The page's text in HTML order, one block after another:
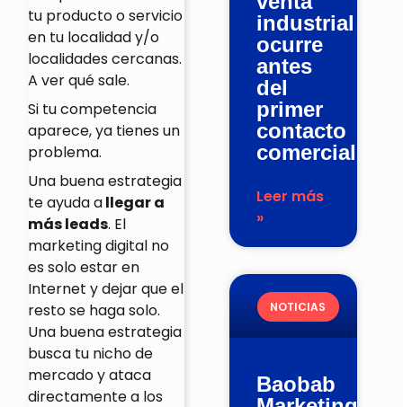
tu producto o servicio
en tu localidad y/o
localidades cercanas.
A ver qué sale.
Si tu competencia
aparece, ya tienes un
problema.
Una buena estrategia
te ayuda allegar a
más leads. El
marketing digital no
es solo estar en
Internet y dejar que el
resto se haga solo.
Una buena estrategia
busca tu nicho de
mercado y ataca
directamente a los
industrial
ocurre
antes
del
primer
contacto
comercial
Leer más
»
NOTICIAS
Baobab